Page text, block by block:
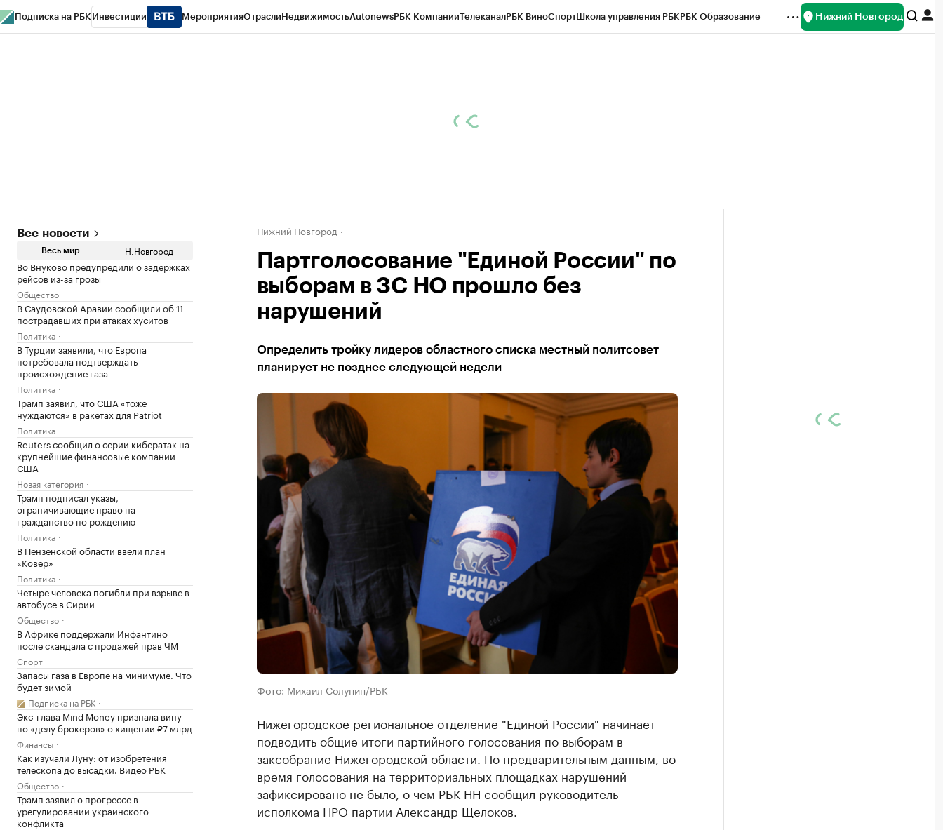
Подписка на РБК Инвестиции МероприятияОтраслиНедвижимостьAutonewsРБК КомпанииТелеканалРБК ВиноСпортШкола управления РБКРБК Образование Нижний Новгород
Все новости
Весь мир Н.Новгород
Во Внуково предупредили о задержках
рейсов из-за грозы
Общество
В Саудовской Аравии сообщили об 11
пострадавших при атаках хуситов
Политика
В Турции заявили, что Европа
потребовала подтверждать
происхождение газа
Политика
Трамп заявил, что США «тоже
нуждаются» в ракетах для Patriot
Политика
Reuters сообщил о серии кибератак на
крупнейшие финансовые компании
США
Новая категория
Трамп подписал указы,
ограничивающие право на
гражданство по рождению
Политика
В Пензенской области ввели план
«Ковер»
Политика
Четыре человека погибли при взрыве в
автобусе в Сирии
Общество
В Африке поддержали Инфантино
после скандала с продажей прав ЧМ
Спорт
Запасы газа в Европе на минимуме. Что
будет зимой
Подписка на РБК
Экс-глава Mind Money признала вину
по «делу брокеров» о хищении ₽7 млрд
Финансы
Как изучали Луну: от изобретения
телескопа до высадки. Видео РБК
Общество
Трамп заявил о прогрессе в
урегулировании украинского
конфликта
Нижний Новгород
Партголосование "Единой России" по
выборам в ЗС НО прошло без
нарушений
Определить тройку лидеров областного списка местный политсовет
планирует не позднее следующей недели
Фото: Михаил Солунин/РБК
Нижегородское региональное отделение "Единой России" начинает
подводить общие итоги партийного голосования по выборам в
заксобрание Нижегородской области. По предварительным данным, во
время голосования на территориальных площадках нарушений
зафиксировано не было, о чем РБК-НН сообщил руководитель
исполкома НРО партии Александр Щелоков.